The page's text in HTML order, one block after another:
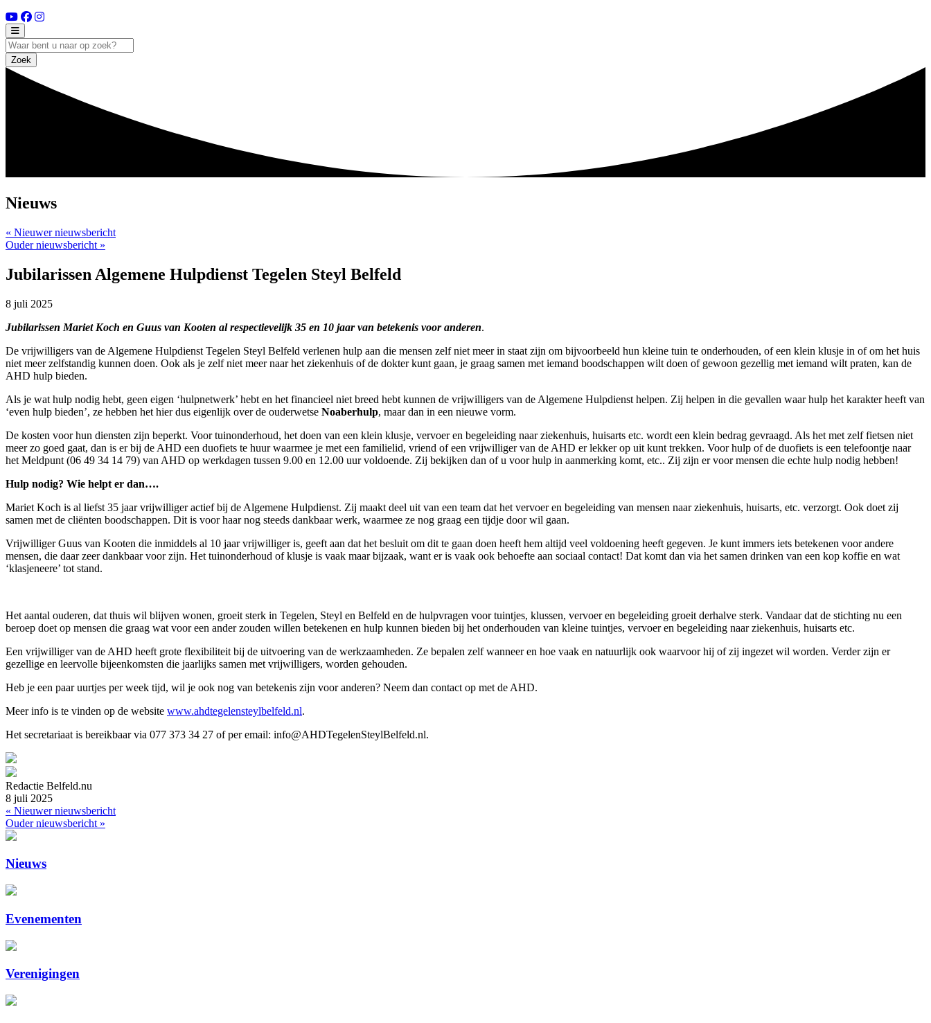
Zoek
Nieuws
« Nieuwer nieuwsbericht
Ouder nieuwsbericht »
Jubilarissen Algemene Hulpdienst Tegelen Steyl Belfeld
8 juli 2025
Jubilarissen Mariet Koch en Guus van Kooten al respectievelijk 35 en 10 jaar van betekenis voor anderen.
De vrijwilligers van de Algemene Hulpdienst Tegelen Steyl Belfeld verlenen hulp aan die mensen zelf niet meer in staat zijn om bijvoorbeeld hun kleine tuin te onderhouden, of een klein klusje in of om het huis
niet meer zelfstandig kunnen doen. Ook als je zelf niet meer naar het ziekenhuis of de dokter kunt gaan, je graag samen met iemand boodschappen wilt doen of gewoon gezellig met iemand wilt praten, kan de
AHD hulp bieden.
Als je wat hulp nodig hebt, geen eigen ‘hulpnetwerk’ hebt en het financieel niet breed hebt kunnen de vrijwilligers van de Algemene Hulpdienst helpen. Zij helpen in die gevallen waar hulp het karakter heeft van
‘even hulp bieden’, ze hebben het hier dus eigenlijk over de ouderwetse Noaberhulp, maar dan in een nieuwe vorm.
De kosten voor hun diensten zijn beperkt. Voor tuinonderhoud, het doen van een klein klusje, vervoer en begeleiding naar ziekenhuis, huisarts etc. wordt een klein bedrag gevraagd. Als het met zelf fietsen niet
meer zo goed gaat, dan is er bij de AHD een duofiets te huur waarmee je met een familielid, vriend of een vrijwilliger van de AHD er lekker op uit kunt trekken. Voor hulp of de duofiets is een telefoontje naar
het Meldpunt (06 49 34 14 79) van AHD op werkdagen tussen 9.00 en 12.00 uur voldoende. Zij bekijken dan of u voor hulp in aanmerking komt, etc.. Zij zijn er voor mensen die echte hulp nodig hebben!
Hulp nodig? Wie helpt er dan….
Mariet Koch is al liefst 35 jaar vrijwilliger actief bij de Algemene Hulpdienst. Zij maakt deel uit van een team dat het vervoer en begeleiding van mensen naar ziekenhuis, huisarts, etc. verzorgt. Ook doet zij
samen met de cliënten boodschappen. Dit is voor haar nog steeds dankbaar werk, waarmee ze nog graag een tijdje door wil gaan.
Vrijwilliger Guus van Kooten die inmiddels al 10 jaar vrijwilliger is, geeft aan dat het besluit om dit te gaan doen heeft hem altijd veel voldoening heeft gegeven. Je kunt immers iets betekenen voor andere
mensen, die daar zeer dankbaar voor zijn. Het tuinonderhoud of klusje is vaak maar bijzaak, want er is vaak ook behoefte aan sociaal contact! Dat komt dan via het samen drinken van een kop koffie en wat
‘klasjeneere’ tot stand.
Het aantal ouderen, dat thuis wil blijven wonen, groeit sterk in Tegelen, Steyl en Belfeld en de hulpvragen voor tuintjes, klussen, vervoer en begeleiding groeit derhalve sterk. Vandaar dat de stichting nu een
beroep doet op mensen die graag wat voor een ander zouden willen betekenen en hulp kunnen bieden bij het onderhouden van kleine tuintjes, vervoer en begeleiding naar ziekenhuis, huisarts etc.
Een vrijwilliger van de AHD heeft grote flexibiliteit bij de uitvoering van de werkzaamheden. Ze bepalen zelf wanneer en hoe vaak en natuurlijk ook waarvoor hij of zij ingezet wil worden. Verder zijn er
gezellige en leervolle bijeenkomsten die jaarlijks samen met vrijwilligers, worden gehouden.
Heb je een paar uurtjes per week tijd, wil je ook nog van betekenis zijn voor anderen? Neem dan contact op met de AHD.
Meer info is te vinden op de website www.ahdtegelensteylbelfeld.nl.
Het secretariaat is bereikbaar via 077 373 34 27 of per email: info@AHDTegelenSteylBelfeld.nl.
Redactie Belfeld.nu
8 juli 2025
« Nieuwer nieuwsbericht
Ouder nieuwsbericht »
Nieuws
Evenementen
Verenigingen